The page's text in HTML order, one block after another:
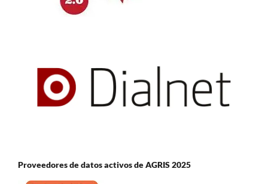
Proveedores de datos activos de AGRIS 2025